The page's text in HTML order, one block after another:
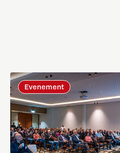
Evenement